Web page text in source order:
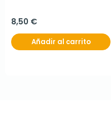
8,50 €
Añadir al carrito